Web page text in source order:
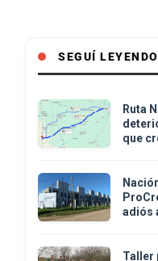
SEGUÍ
Ruta
que
adiós
Taller